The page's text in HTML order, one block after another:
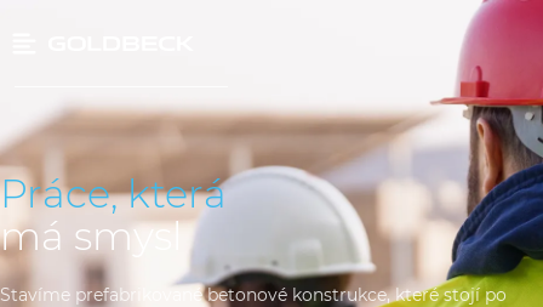
Práce, která
má smysl
Stavíme prefabrikované betonové konstrukce, které stojí po